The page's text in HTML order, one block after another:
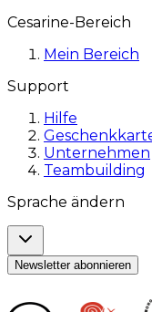
Cesarine-Bereich
Mein Bereich
Support
Hilfe
Unternehmen
Teambuilding
Sprache ändern
Newsletter abonnieren